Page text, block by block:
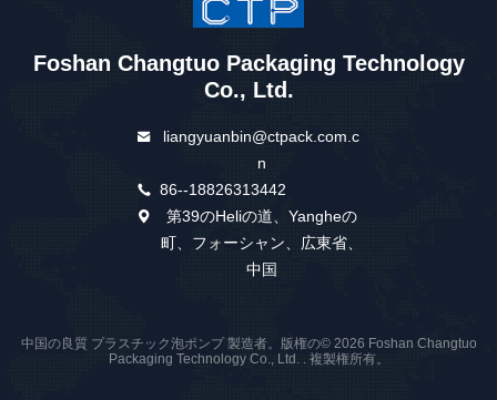
Foshan Changtuo Packaging Technology
Co., Ltd.
liangyuanbin@ctpack.com.c
n
86--18826313442
第39のHeliの道、Yangheの
町、フォーシャン、広東省、
中国
中国の良質 プラスチック泡ポンプ 製造者。版権の© 2026 Foshan Changtuo
Packaging Technology Co., Ltd. . 複製権所有。